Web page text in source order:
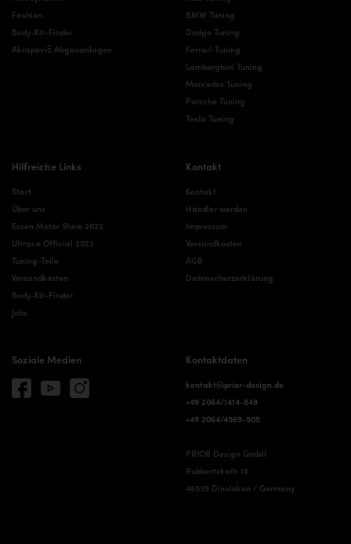
Fashion
Body-Kit-Finder
Akrapovič Abgasanlagen
BMW Tuning
Dodge Tuning
Ferrari Tuning
Lamborghini Tuning
Mercedes Tuning
Porsche Tuning
Tesla Tuning
Hilfreiche Links
Start
Über uns
Essen Motor Show 2022
Ultrace Official 2023
Tuning-Teile
Versandkosten
Body-Kit-Finder
Jobs
Kontakt
Kontakt
Händler werden
Impressum
Versandkosten
AGB
Datenschutzerklärung
Soziale Medien Kontaktdaten
kontakt@prior-design.de
+49 2064/1414-848
+49 2064/4569-505
PRIOR Design GmbH
Rubbertskath 13
46539 Dinslaken / Germany